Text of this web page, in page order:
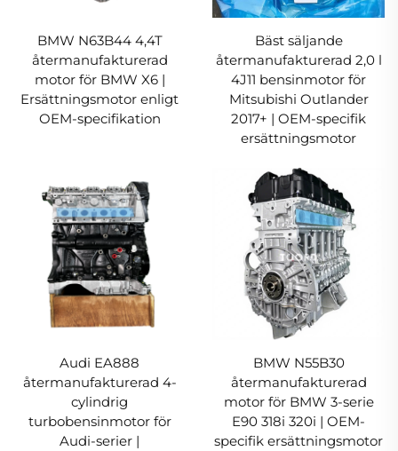
BMW N63B44 4,4T
återmanufakturerad
motor för BMW X6 |
Ersättningsmotor enligt
OEM-specifikation
Bäst säljande
återmanufakturerad 2,0 l
4J11 bensinmotor för
Mitsubishi Outlander
2017+ | OEM-specifik
ersättningsmotor
Audi EA888
återmanufakturerad 4-
cylindrig
turbobensinmotor för
Audi-serier |
BMW N55B30
återmanufakturerad
motor för BMW 3-serie
E90 318i 320i | OEM-
specifik ersättningsmotor